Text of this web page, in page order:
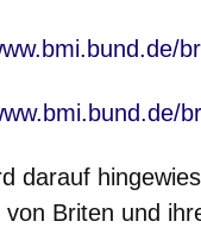
sich in einem
sich in einem
darauf
Briten und